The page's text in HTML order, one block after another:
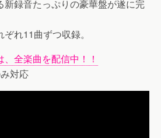
新録音たっぷりの豪華盤が遂に完
ぞれ11曲ずつ収録。
、全楽曲を配信中！！
対応